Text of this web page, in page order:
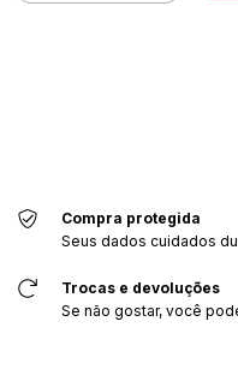
Compra protegida
Seus dados cuidados
Trocas e devoluções
Se não gostar, você